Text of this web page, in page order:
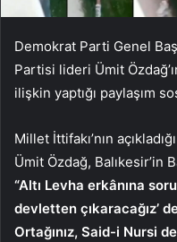
Demokrat Parti Genel
Partisi lideri Ümit
ilişkin yaptığı paylaşım
Millet İttifakı’nın
Ümit Özdağ, Balıkesir’in
“Altı Levha erkânına
devletten çıkaracağız’
Ortağınız, Said-i Nursi